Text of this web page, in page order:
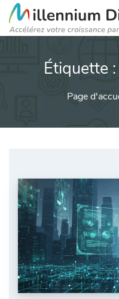
Étiquette :
Page